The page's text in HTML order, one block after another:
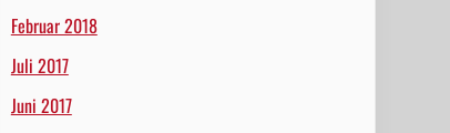
Februar 2018
Juli 2017
Juni 2017